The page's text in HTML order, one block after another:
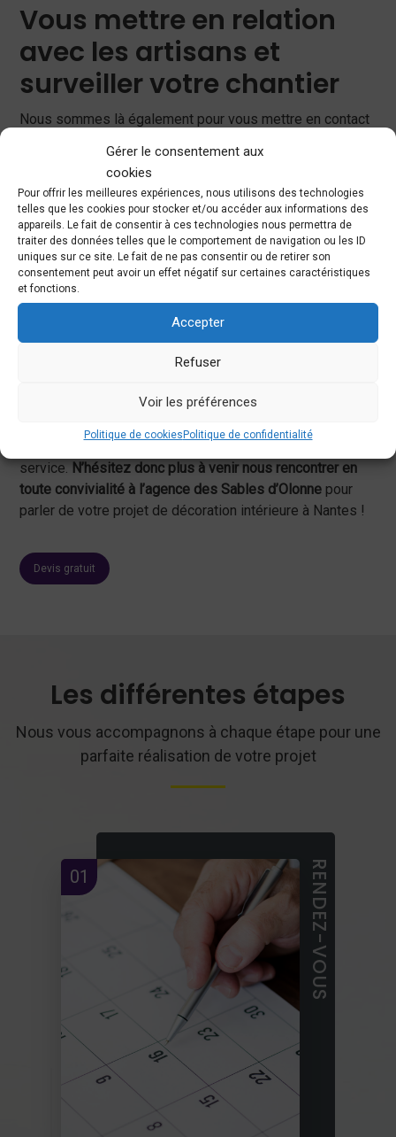
Gérer le consentement aux
cookies
Pour offrir les meilleures expériences, nous utilisons des technologies
telles que les cookies pour stocker et/ou accéder aux informations des
appareils. Le fait de consentir à ces technologies nous permettra de
traiter des données telles que le comportement de navigation ou les ID
uniques sur ce site. Le fait de ne pas consentir ou de retirer son
consentement peut avoir un effet négatif sur certaines caractéristiques
et fonctions.
Accepter
Refuser
Voir les préférences
Politique de cookiesPolitique de confidentialité
Vous mettre en relation
avec les artisans et
surveiller votre chantier
Nous sommes là également pour vous mettre en contact
relai entre vous et les divers intervenants
à votre disposition des artisans qualifiés que nous avons
sélectionnés parmi les professionnels avec lesquels
nous avons l’habitude de travailler. Nous pouvons nous
rendre sur le chantier pour coordonner leur travail et
assurer le suivi . Nous veillons à ce que votre projet soit
bien mis en œuvre et nous contrôlons non seulement le
respect des délais, mais aussi celui des choix
esthétiques décidés (matériaux, couleurs, luminaires,
la garantie que rien ne viendra
Tendances Sudexiste depuis 1993 aux
Sables d’Olonne et met l’ensemble de son expérience, de
ses compétences techniques et artistiques à votre
service. N’hésitez donc plus à venir nous rencontrer en
toute convivialité à l’agence des Sables d’Olonne pour
parler de votre projet de décoration intérieure à Nantes !
Devis gratuit
Les différentes étapes
Nous vous accompagnons à chaque étape pour une
parfaite réalisation de votre projet
RENDEZ-VOUS
01